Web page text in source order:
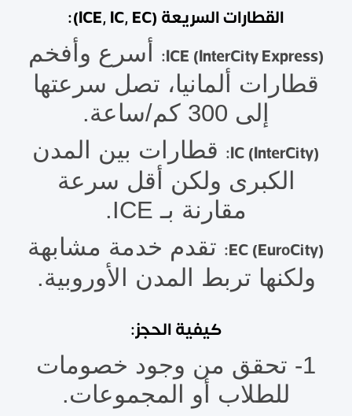
القطارات السريعة (ICE, IC, EC):
ICE (InterCity Express):
أسرع وأفخم
قطارات ألمانيا، تصل سرعتها
إلى 300 كم/ساعة.
IC (InterCity): قطارات بين المدن
الكبرى ولكن أقل سرعة
مقارنة بـ ICE.
EC (EuroCity): تقدم خدمة مشابهة
ولكنها تربط المدن الأوروبية.
كيفية الحجز:
1- تحقق من وجود خصومات
للطلاب أو المجموعات.